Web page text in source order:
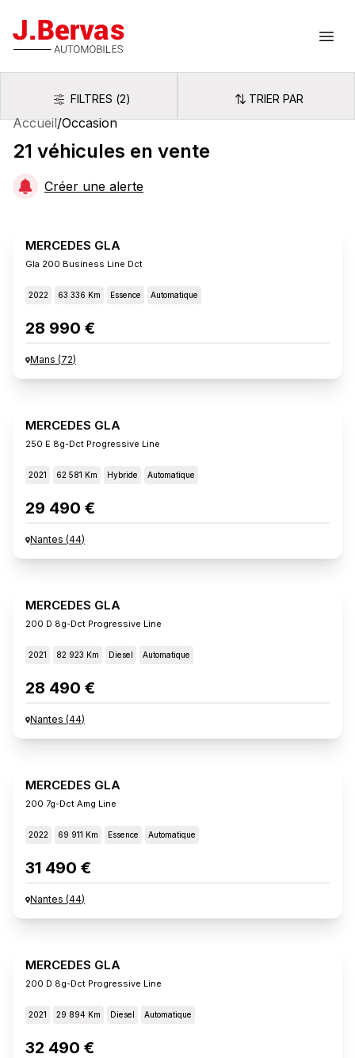
J.Bervas
FiltresFILTRES (2) Trier par
TRIER PAR
Accueil/Occasion
21 véhicules en vente
Créer une alerte
MERCEDES GLA
Gla 200 Business Line Dct
2022 63 336 Km Essence Automatique
28 990 €
Mans (72)
MERCEDES GLA
250 E 8g-Dct Progressive Line
2021 62 581 Km Hybride Automatique
29 490 €
Nantes (44)
MERCEDES GLA
200 D 8g-Dct Progressive Line
2021 82 923 Km Diesel Automatique
28 490 €
Nantes (44)
MERCEDES GLA
200 7g-Dct Amg Line
2022 69 911 Km Essence Automatique
31 490 €
Nantes (44)
MERCEDES GLA
200 D 8g-Dct Progressive Line
2021 29 894 Km Diesel Automatique
32 490 €